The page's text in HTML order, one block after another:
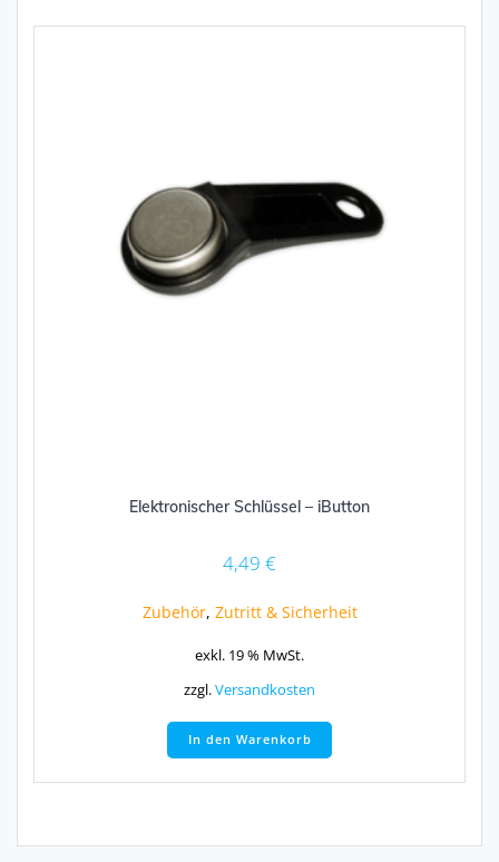
Elektronischer Schlüssel – iButton
4,49 €
Zubehör, Zutritt & Sicherheit
exkl. 19 % MwSt.
zzgl.Versandkosten
In den Warenkorb